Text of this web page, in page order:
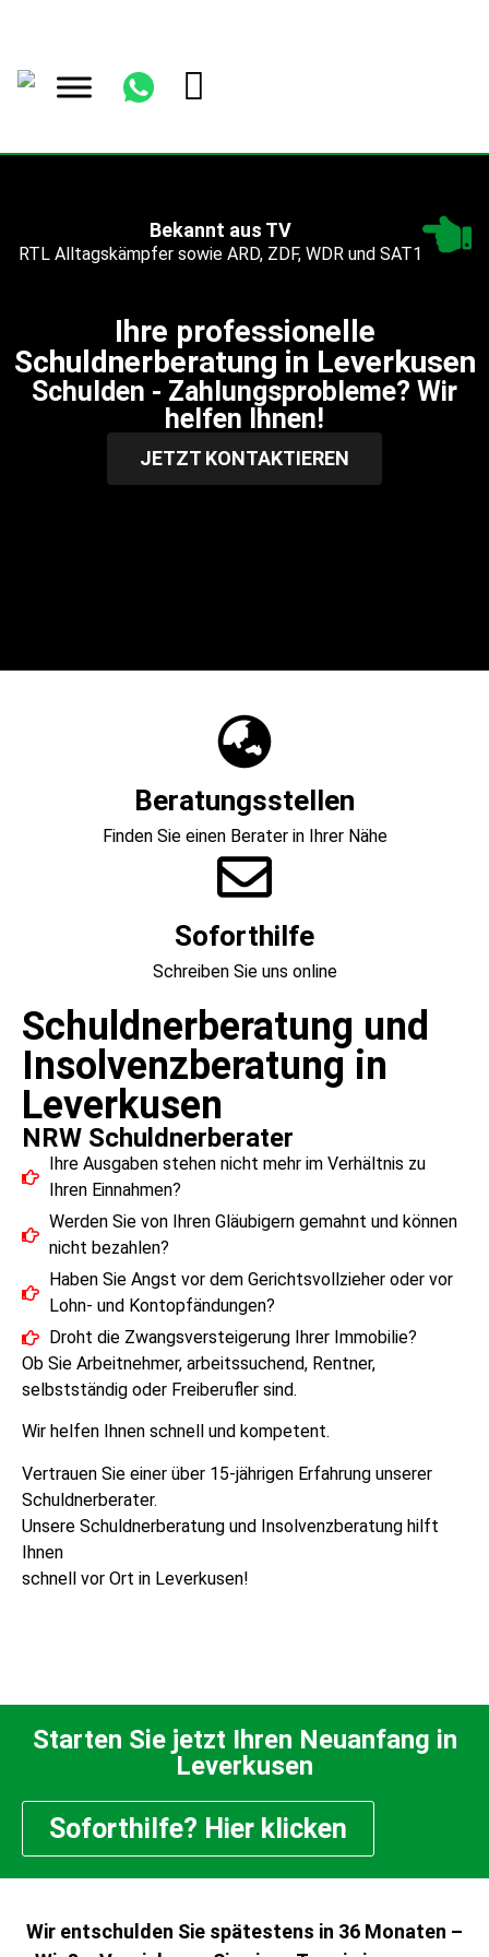
Bekannt aus TV
RTL Alltagskämpfer sowie ARD, ZDF, WDR und SAT1
Ihre professionelle
Schuldnerberatung in Leverkusen
Schulden - Zahlungsprobleme? Wir
helfen Ihnen!
JETZT KONTAKTIEREN
Beratungsstellen
Finden Sie einen Berater in Ihrer Nähe
Soforthilfe
Schreiben Sie uns online
Schuldnerberatung und
Insolvenzberatung in
Leverkusen
NRW Schuldnerberater
Ihre Ausgaben stehen nicht mehr im Verhältnis zu
Ihren Einnahmen?
Werden Sie von Ihren Gläubigern gemahnt und können
nicht bezahlen?
Haben Sie Angst vor dem Gerichtsvollzieher oder vor
Lohn- und Kontopfändungen?
Droht die Zwangsversteigerung Ihrer Immobilie?
Ob Sie Arbeitnehmer, arbeitssuchend, Rentner,
selbstständig oder Freiberufler sind.
Wir helfen Ihnen schnell und kompetent.
Vertrauen Sie einer über 15-jährigen Erfahrung unserer
Schuldnerberater.
Unsere Schuldnerberatung und Insolvenzberatung hilft
Ihnen
schnell vor Ort in Leverkusen!
Starten Sie jetzt Ihren Neuanfang in
Leverkusen
Soforthilfe? Hier klicken
Wir entschulden Sie spätestens in 36 Monaten –